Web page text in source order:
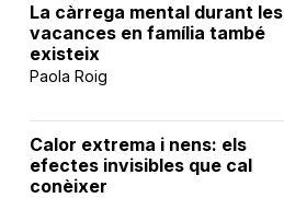
La càrrega mental durant les
vacances en família també
existeix
Paola Roig
Calor extrema i nens: els
efectes invisibles que cal
conèixer